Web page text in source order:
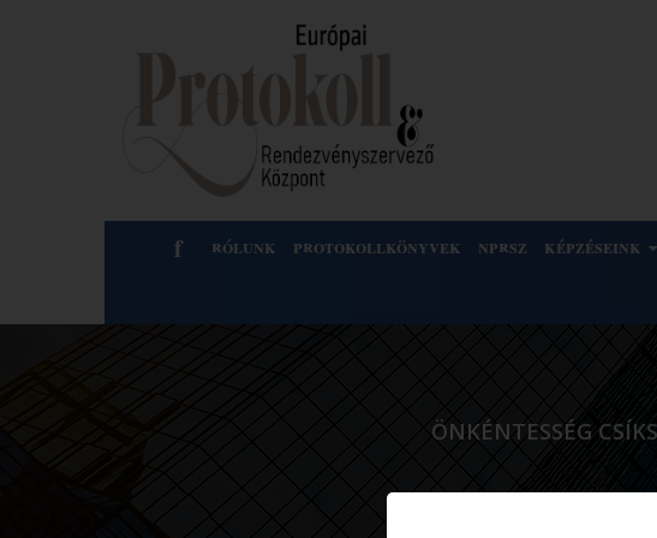
f rólunk protokollkönyvek nprsz képzéseink
ÖNKÉNTESSÉG